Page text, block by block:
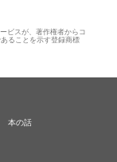
ビスが、著作権者からコ
ることを示す登録商標
本の話